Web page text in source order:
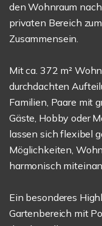
den Wohnraum
privaten Bereich
Zusammensein.
Mit ca. 372 m²
durchdachten
Familien, Paare mit
Gäste, Hobby oder
lassen sich flexibel
Möglichkeiten,
harmonisch
Ein besonderes
Gartenbereich mit